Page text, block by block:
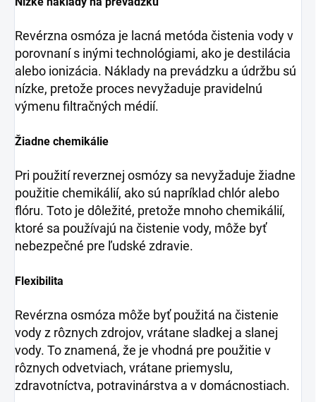
Revérzna osmóza je lacná metóda čistenia vody v
porovnaní s inými technológiami, ako je destilácia
alebo ionizácia. Náklady na prevádzku a údržbu sú
nízke, pretože proces nevyžaduje pravidelnú
výmenu filtračných médií.
Žiadne chemikálie
Pri použití reverznej osmózy sa nevyžaduje žiadne
použitie chemikálií, ako sú napríklad chlór alebo
flóru. Toto je dôležité, pretože mnoho chemikálií,
ktoré sa používajú na čistenie vody, môže byť
nebezpečné pre ľudské zdravie.
Flexibilita
Revérzna osmóza môže byť použitá na čistenie
vody z rôznych zdrojov, vrátane sladkej a slanej
vody. To znamená, že je vhodná pre použitie v
rôznych odvetviach, vrátane priemyslu,
zdravotníctva, potravinárstva a v domácnostiach.